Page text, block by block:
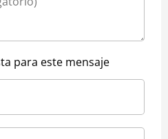
para este mensaje